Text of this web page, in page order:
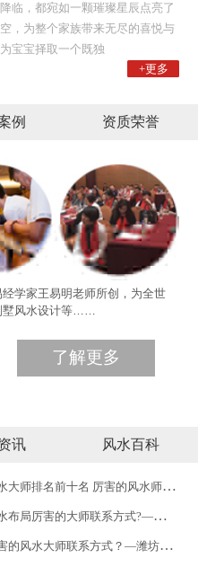
临，都宛如一颗璀璨星辰点亮了
，为整个家族带来无尽的喜悦与
宝宝择取一个既独
+更多
例 资质荣誉
学家王易明老师所创，为全世
墅风水设计等……
了解更多
讯 风水百科
师排名前十名 厉害的风水师推荐
厉害的大师联系方式?—潍坊王
水大师联系方式？—潍坊王易明